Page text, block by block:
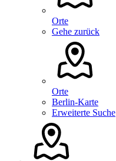
Orte
Gehe zurück
Orte
Berlin-Karte
Erweiterte Suche